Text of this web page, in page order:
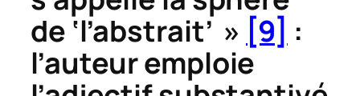
de ‘l’abstrait’ » [9] :
l’auteur emploie